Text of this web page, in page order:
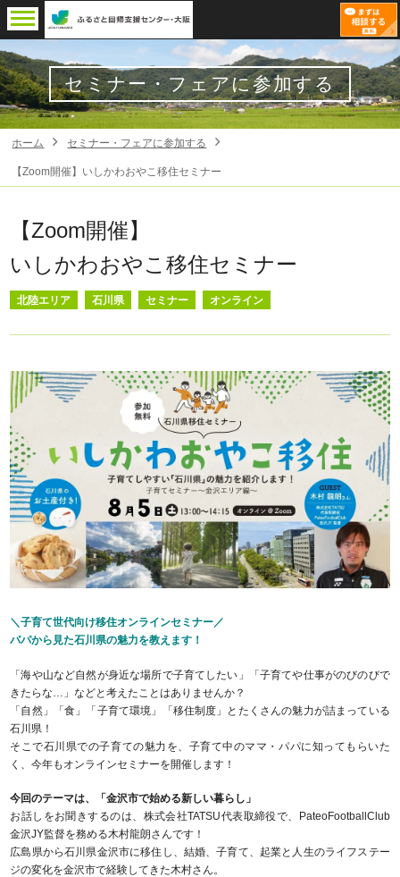
セミナー・フェアに参加する
ホーム セミナー・フェアに参加する
【Zoom開催】いしかわおやこ移住セミナー
【Zoom開催】
いしかわおやこ移住セミナー
北陸エリア 石川県 セミナー オンライン
＼子育て世代向け移住オンラインセミナー／
パパから見た石川県の魅力を教えます！
「海や山など自然が身近な場所で子育てしたい」「子育てや仕事がのびのびで
きたらな…」などと考えたことはありませんか？
「自然」「食」「子育て環境」「移住制度」とたくさんの魅力が詰まっている
石川県！
そこで石川県での子育ての魅力を、子育て中のママ・パパに知ってもらいた
く、今年もオンラインセミナーを開催します！
今回のテーマは、「金沢市で始める新しい暮らし」
お話しをお聞きするのは、株式会社TATSU代表取締役で、PateoFootballClub
金沢JY監督を務める木村龍朗さんです！
広島県から石川県金沢市に移住し、結婚、子育て、起業と人生のライフステー
ジの変化を金沢市で経験してきた木村さん。